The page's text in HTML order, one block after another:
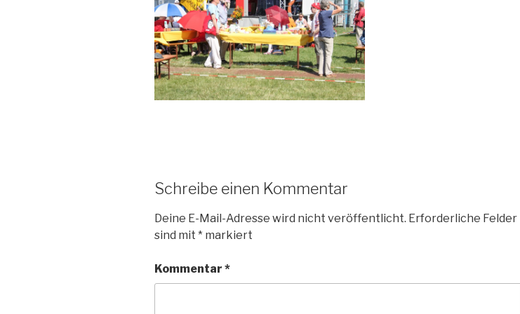
Schreibe einen Kommentar
Deine E-Mail-Adresse wird nicht veröffentlicht. Erforderliche Felder
sind mit * markiert
Kommentar *